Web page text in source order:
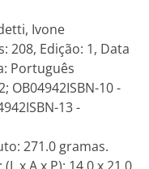
Ivone
208, Edição: 1, Data
Português
OB04942ISBN-10 -
13 -
271.0 gramas.